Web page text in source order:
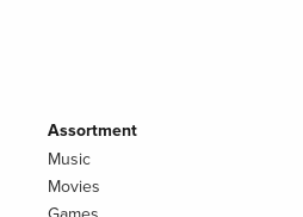
Assortment
Music
Movies